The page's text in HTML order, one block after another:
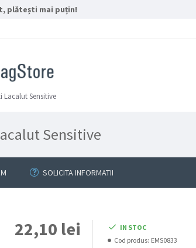
plătești mai puțin!
Lacalut Sensitive
Sensitive
SOLICITA INFORMATII
22,10 lei
IN STOC
Cod produs: EMS0833